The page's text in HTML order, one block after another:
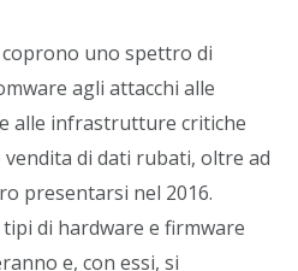
uno spettro di
agli attacchi alle
alle infrastrutture critiche
vendita di dati rubati, oltre ad
presentarsi nel 2016.
di hardware e firmware
e, con essi, si